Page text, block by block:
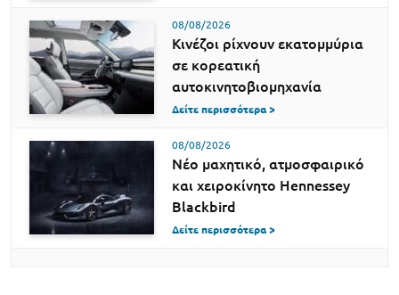
08/08/2026
Κινέζοι ρίχνουν εκατομμύρια
σε κορεατική
αυτοκινητοβιομηχανία
Δείτε περισσότερα >
08/08/2026
Νέο μαχητικό, ατμοσφαιρικό
και χειροκίνητο Hennessey
Blackbird
Δείτε περισσότερα >